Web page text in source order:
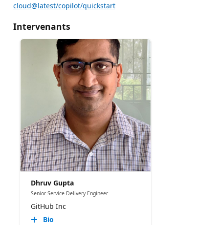
cloud@latest/copilot/quickstart
Intervenants
Dhruv Gupta
Senior Service Delivery Engineer
GitHub Inc
Bio